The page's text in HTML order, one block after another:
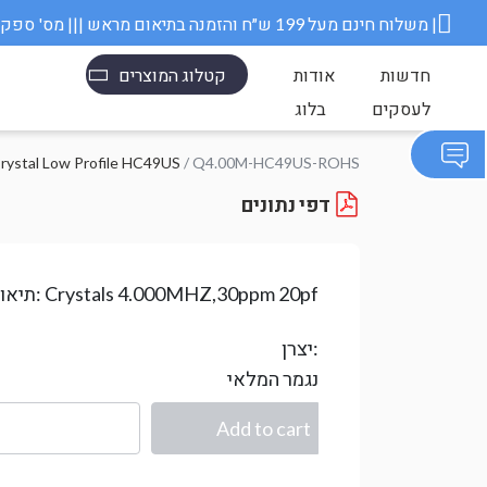
משלוח חינם מעל 199 ש״ח והזמנה בתיאום מראש ||| מס' ספק משרד הבטחון 11006845 |
קטלוג המוצרים אודות
חדשות
בלוג
לעסקים
Low Profile HC49US / Q4.00M-HC49US-ROHS
תיאור: Crystals 4.000MHZ,30ppm 20pf
יצרן:
נגמר המלאי